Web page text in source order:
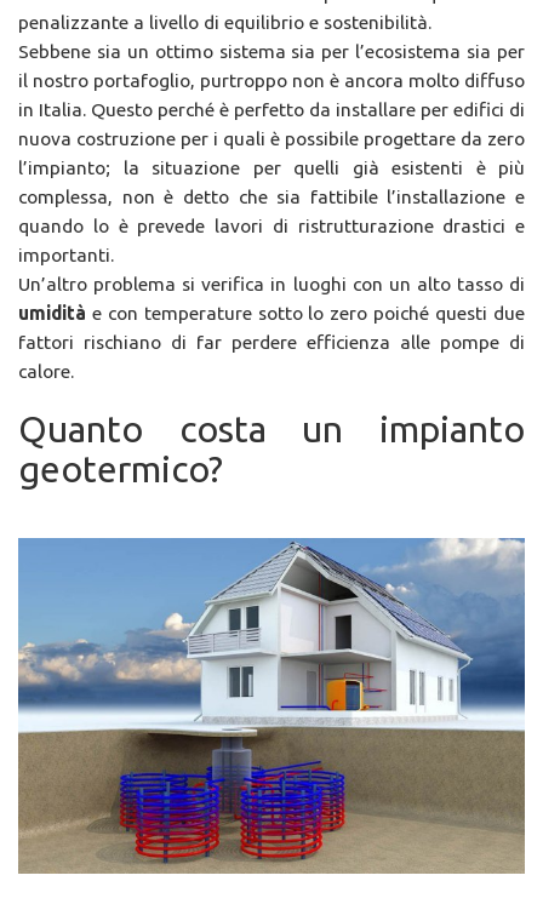
penalizzante a livello di equilibrio e sostenibilità.
Sebbene sia un ottimo sistema sia per l’ecosistema sia per
il nostro portafoglio, purtroppo non è ancora molto diffuso
in Italia. Questo perché è perfetto da installare per edifici di
nuova costruzione per i quali è possibile progettare da zero
l’impianto; la situazione per quelli già esistenti è più
complessa, non è detto che sia fattibile l’installazione e
quando lo è prevede lavori di ristrutturazione drastici e
importanti.
Un’altro problema si verifica in luoghi con un alto tasso di
umidità e con temperature sotto lo zero poiché questi due
fattori rischiano di far perdere efficienza alle pompe di
calore.
Quanto costa un impianto
geotermico?